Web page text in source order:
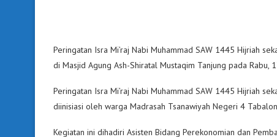
Peringatan Isra Mi’raj Nabi Muhammad SAW 1445 Hijriah
di Masjid Agung Ash-Shiratal Mustaqim Tanjung pada Rabu,
Peringatan Isra Mi’raj Nabi Muhammad SAW 1445 Hijriah
diinisiasi oleh warga Madrasah Tsanawiyah Negeri 4
Kegiatan ini dihadiri Asisten Bidang Perekonomian dan